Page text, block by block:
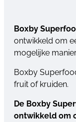
Boxby
ontwikkeld om
mogelijke
Boxby
fruit of kruiden.
De Boxby
ontwikkeld om